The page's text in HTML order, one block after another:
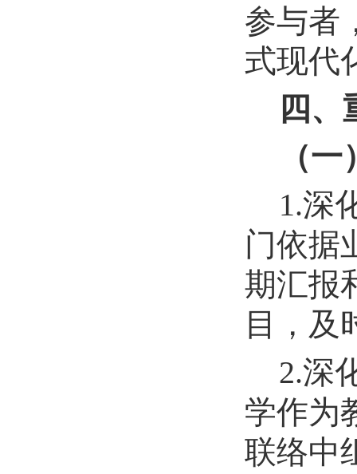
参与者
式现代
四、
（
1.深
门依据
期汇报
目，及
2.深
学作为
联络中